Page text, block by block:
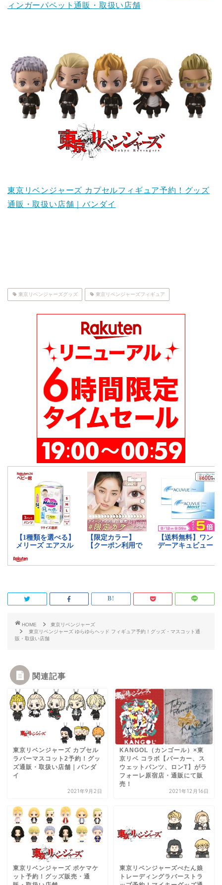
ィンガーパペット通販・取扱い店舗
東京リベンジャーズ カプセルフィギュア予約！グッズ
通販・取扱い店舗｜バンダイ
東京リベンジャーズグッズ 東京リベンジャーズフィギュア
HOME
東京リベンジャーズ
東京リベンジャーズ ゆらゆらヘッド フィギュア予約！グッズ・マスコット通
販・取扱い店舗
関連記事
東京リベンジャーズ カプセル
ラバーマスコット2予約！グッ
ズ通販・取扱い店舗｜バンダ
イ
2021年9月2日
KANGOL（カンゴール）×東
京リベ コラボ【パーカー、ス
ウェットパンツ、ロンT】がラ
フォーレ原宿店・通販にて販
売！
2021年12月16日
東京リベンジャーズ ポケマケ
ット予約！グッズ販売・通
東京リベンジャーズぺたん娘
トレーディングラバーストラ